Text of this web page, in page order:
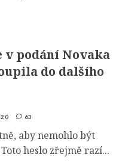
podání Novaka
do dalšího
63
aby nemohlo být
heslo zřejmě razí...